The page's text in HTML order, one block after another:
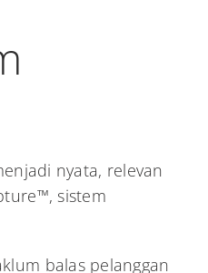
nyata, relevan
sistem
balas pelanggan